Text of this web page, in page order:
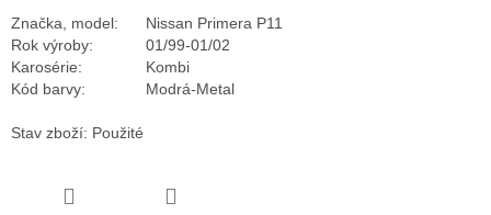
Značka, model:
Nissan Primera P11
Rok výroby:
01/99-01/02
Karosérie:
Kombi
Kód barvy:
Modrá-Metal
Stav zboží: Použité